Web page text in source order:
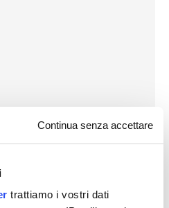
Continua senza accettare
trattiamo i vostri dati